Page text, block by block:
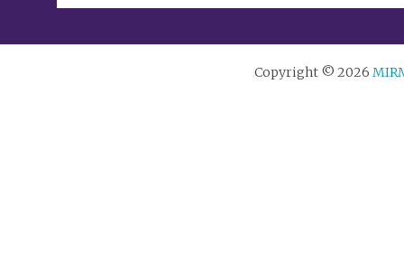
Copyright © 2026